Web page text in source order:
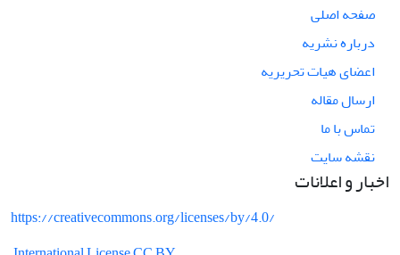
صفحه اصلی
درباره نشریه
اعضای هیات تحریریه
ارسال مقاله
تماس با ما
نقشه سایت
اخبار و اعلانات
https://creativecommons.org/licenses/by/4.0/